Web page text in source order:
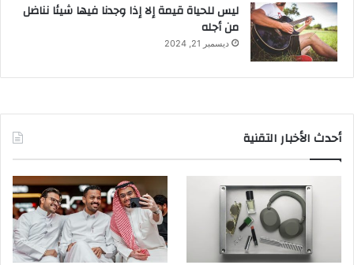
ليس للحياة قيمة إلا إذا وجدنا فيها شيئا نناضل
من أجله
ديسمبر 21, 2024
أحدث الأخبار التقنية